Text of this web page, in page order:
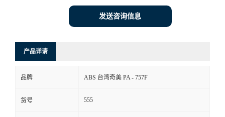
发送咨询信息
产品详请
品牌 ABS 台湾奇美 PA - 757F
货号 555